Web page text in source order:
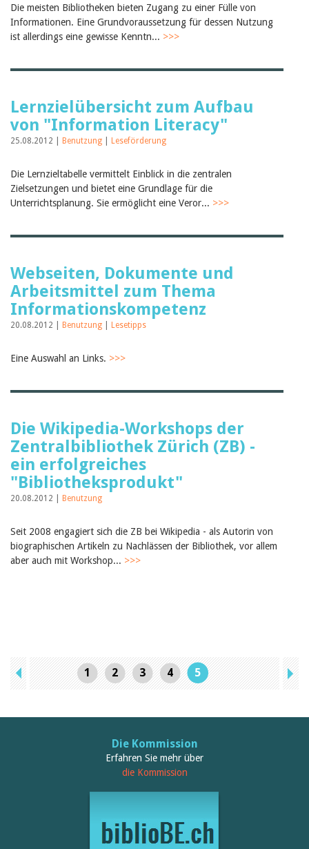
Die meisten Bibliotheken bieten Zugang zu einer Fülle von
Informationen. Eine Grundvoraussetzung für dessen Nutzung
ist allerdings eine gewisse Kenntn... >>>
Lernzielübersicht zum Aufbau
von "Information Literacy"
25.08.2012 | Benutzung Leseförderung
Die Lernzieltabelle vermittelt Einblick in die zentralen
Zielsetzungen und bietet eine Grundlage für die
Unterrichtsplanung. Sie ermöglicht eine Veror... >>>
Webseiten, Dokumente und
Arbeitsmittel zum Thema
Informationskompetenz
20.08.2012 | Benutzung Lesetipps
Eine Auswahl an Links. >>>
Die Wikipedia-Workshops der
Zentralbibliothek Zürich (ZB) -
ein erfolgreiches
"Bibliotheksprodukt"
20.08.2012 | Benutzung
Seit 2008 engagiert sich die ZB bei Wikipedia - als Autorin von
biographischen Artikeln zu Nachlässen der Bibliothek, vor allem
aber auch mit Workshop... >>>
1 2 3 4 5
Die Kommission
Erfahren Sie mehr über
die Kommission